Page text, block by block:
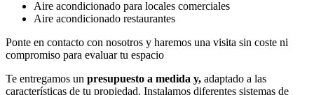
Aire acondicionado para locales comerciales
Aire acondicionado restaurantes
Ponte en contacto con nosotros y haremos una visita sin coste ni
compromiso para evaluar tu espacio
Te entregamos un presupuesto a medida y, adaptado a las
características de tu propiedad. Instalamos diferentes sistemas de